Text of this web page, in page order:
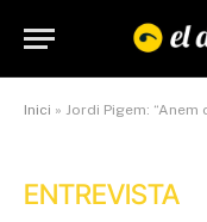
Inici » Jordi Pigem: “Anem cap a un
ENTREVISTA